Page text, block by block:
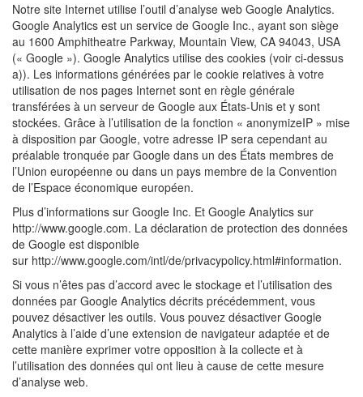
Notre site Internet utilise l’outil d’analyse web Google Analytics.
Google Analytics est un service de Google Inc., ayant son siège
au 1600 Amphitheatre Parkway, Mountain View, CA 94043, USA
(« Google »). Google Analytics utilise des cookies (voir ci-dessus
a)). Les informations générées par le cookie relatives à votre
utilisation de nos pages Internet sont en règle générale
transférées à un serveur de Google aux États-Unis et y sont
stockées. Grâce à l’utilisation de la fonction « anonymizeIP » mise
à disposition par Google, votre adresse IP sera cependant au
préalable tronquée par Google dans un des États membres de
l’Union européenne ou dans un pays membre de la Convention
de l’Espace économique européen.
Plus d’informations sur Google Inc. Et Google Analytics sur
http://www.google.com. La déclaration de protection des données
de Google est disponible
sur http://www.google.com/intl/de/privacypolicy.html#information.
Si vous n’êtes pas d’accord avec le stockage et l’utilisation des
données par Google Analytics décrits précédemment, vous
pouvez désactiver les outils. Vous pouvez désactiver Google
Analytics à l’aide d’une extension de navigateur adaptée et de
cette manière exprimer votre opposition à la collecte et à
l’utilisation des données qui ont lieu à cause de cette mesure
d’analyse web.